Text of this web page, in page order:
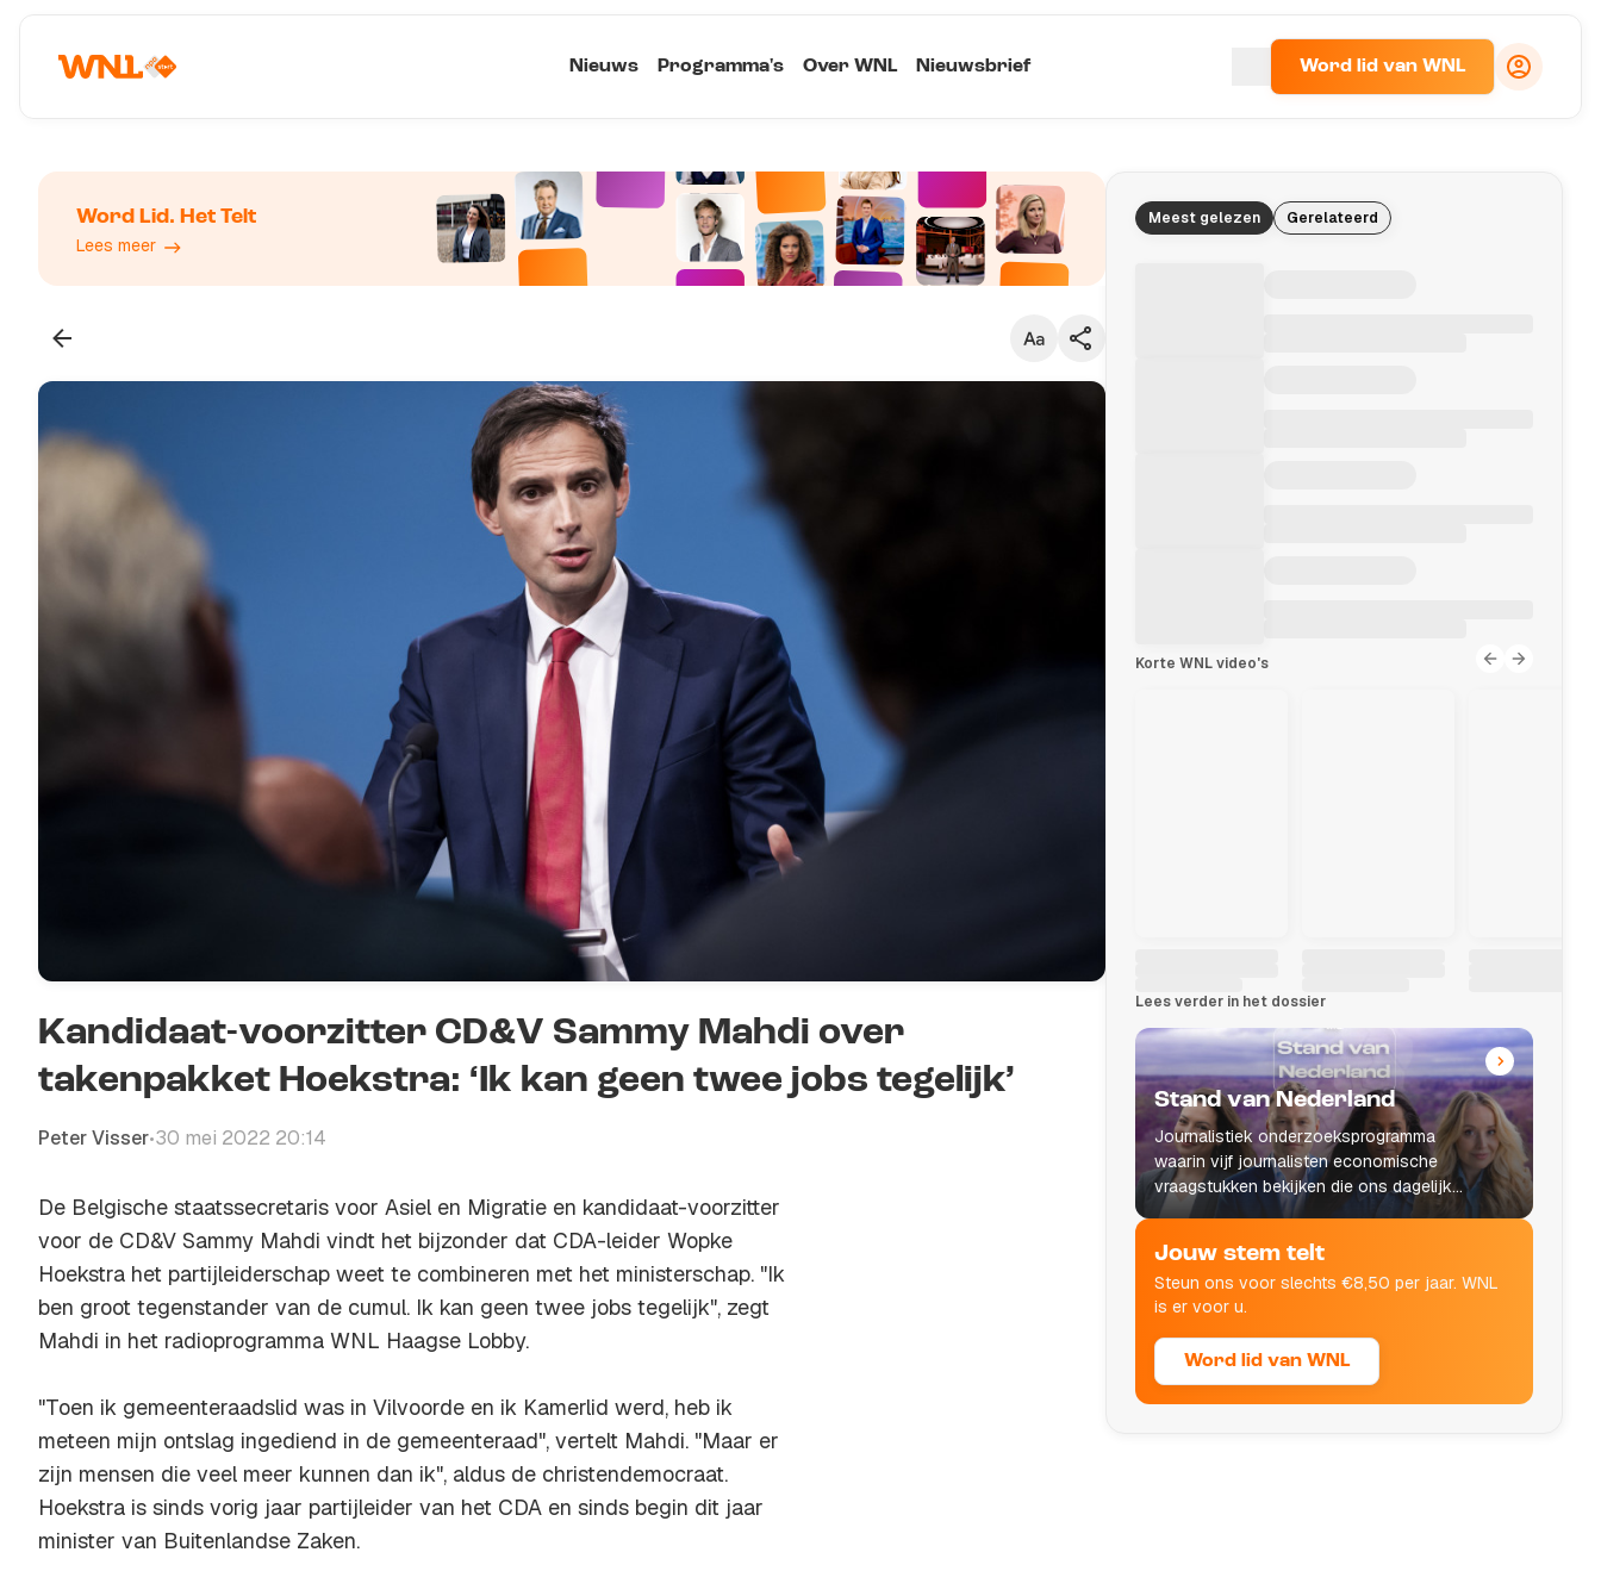
Nieuws Programma's Over WNL Nieuwsbrief Word lid van WNL
Word Lid. Het Telt
Lees meer
Kandidaat-voorzitter CD&V Sammy Mahdi over
takenpakket Hoekstra: ‘Ik kan geen twee jobs tegelijk’
Peter Visser•30 mei 2022 20:14
De Belgische staatssecretaris voor Asiel en Migratie en kandidaat-voorzitter
voor de CD&V Sammy Mahdi vindt het bijzonder dat CDA-leider Wopke
Hoekstra het partijleiderschap weet te combineren met het ministerschap. "Ik
ben groot tegenstander van de cumul. Ik kan geen twee jobs tegelijk", zegt
Mahdi in het radioprogramma WNL Haagse Lobby.
"Toen ik gemeenteraadslid was in Vilvoorde en ik Kamerlid werd, heb ik
meteen mijn ontslag ingediend in de gemeenteraad", vertelt Mahdi. "Maar er
zijn mensen die veel meer kunnen dan ik", aldus de christendemocraat.
Hoekstra is sinds vorig jaar partijleider van het CDA en sinds begin dit jaar
minister van Buitenlandse Zaken.
Meest gelezen Gerelateerd
Korte WNL video's
Lees verder in het dossier
Stand van Nederland
Journalistiek onderzoeksprogramma
waarin vijf journalisten economische
vraagstukken bekijken die ons dagelijks
leven raken.
Jouw stem telt
Steun ons voor slechts €8,50 per jaar. WNL
is er voor u.
Word lid van WNL